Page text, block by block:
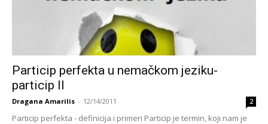
Particip perfekta u nemačkom jeziku-
particip II
Dragana Amarilis - 12/14/2011 2
Particip perfekta - definicija i primeri Particip je termin, koji nam je